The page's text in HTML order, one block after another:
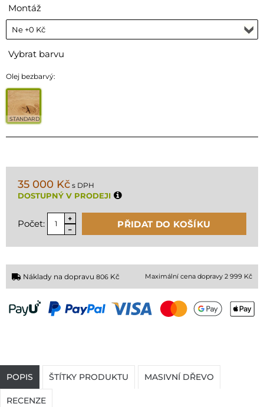
Montáž
Vybrat barvu
Olej bezbarvý:
STANDARD
35 000 Kč s DPH
DOSTUPNÝ V PRODEJI
Počet: PŘIDAT DO KOŠÍKU
Náklady na dopravu 806 Kč Maximální cena dopravy 2 999 Kč
POPIS ŠTÍTKY PRODUKTU MASIVNÍ DŘEVO
RECENZE